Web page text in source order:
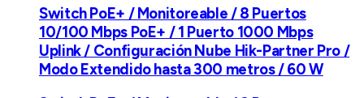
Switch PoE+ / Monitoreable / 8 Puertos
10/100 Mbps PoE+ / 1 Puerto 1000 Mbps
Uplink / Configuración Nube Hik-Partner Pro /
Modo Extendido hasta 300 metros / 60 W